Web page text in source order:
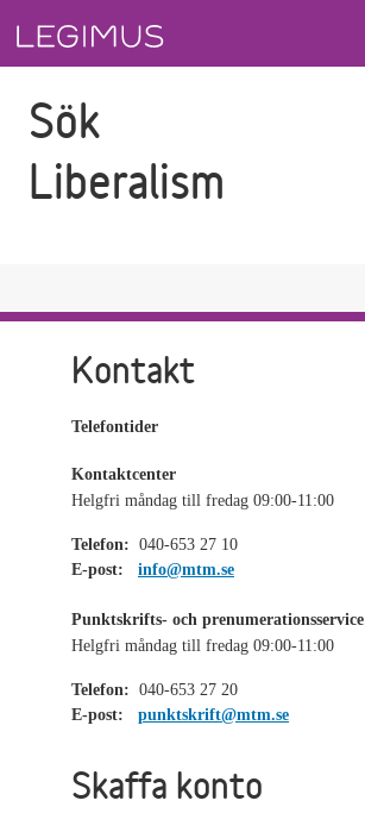
Sök
Liberalism
Kontakt
Telefontider
Kontaktcenter
Helgfri måndag till fredag 09:00-11:00
Telefon: 040-653 27 10
E-post:
info@mtm.se
Punktskrifts- och prenumerationsservice
Helgfri måndag till fredag 09:00-11:00
Telefon: 040-653 27 20
E-post:
punktskrift@mtm.se
Skaffa konto